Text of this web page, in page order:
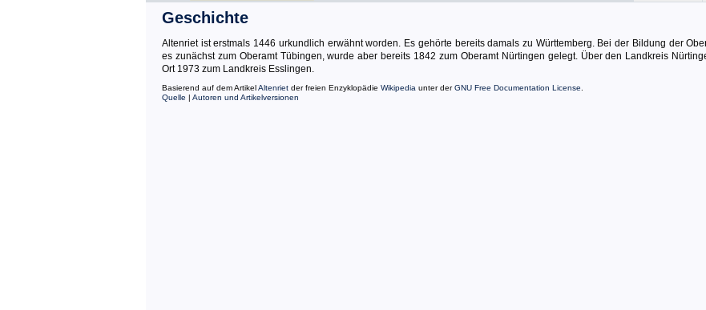
Geschichte
Altenriet ist erstmals 1446 urkundlich erwähnt worden. Es gehörte bereits damals zu Württemberg. Bei der Bildung der
es zunächst zum Oberamt Tübingen, wurde aber bereits 1842 zum Oberamt Nürtingen gelegt. Über den Landkreis
Ort 1973 zum Landkreis Esslingen.
Basierend auf dem ArtikelAltenriet der freien Enzyklopädie Wikipedia unter derGNU Free Documentation License
Quelle | Autoren und Artikelversionen